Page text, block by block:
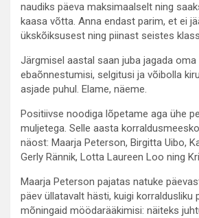
naudiks päeva maksimaalselt ning
kaasa võtta. Anna endast parim, et ei
ükskõiksusest ning piinast seistes
Järgmisel aastal saan juba jagada oma
ebaõnnestumisi, selgitusi ja võibolla
asjade puhul. Elame, näeme.
Positiivse noodiga lõpetame aga ühe
muljetega. Selle aasta
näost: Maarja Peterson, Birgitta Uibo,
Gerly Rännik, Lotta Laureen Loo ning
Maarja Peterson pajatas natuke
päev üllatavalt hästi, kuigi korraldusliku
mõningaid möödarääkimisi: näiteks